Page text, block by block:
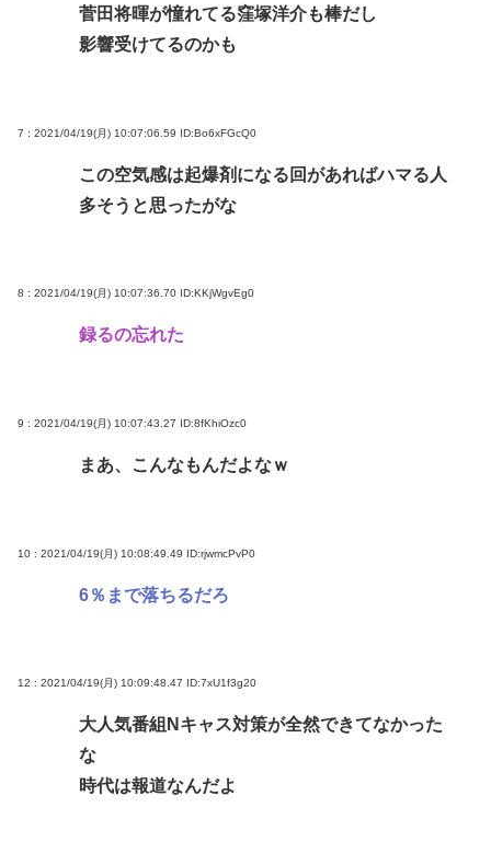
菅田将暉が憧れてる窪塚洋介も棒だし
影響受けてるのかも
7 : 2021/04/19(月) 10:07:06.59 ID:Bo6xFGcQ0
この空気感は起爆剤になる回があればハマる人
多そうと思ったがな
8 : 2021/04/19(月) 10:07:36.70 ID:KKjWgvEg0
録るの忘れた
9 : 2021/04/19(月) 10:07:43.27 ID:8fKhiOzc0
まあ、こんなもんだよなｗ
10 : 2021/04/19(月) 10:08:49.49 ID:rjwmcPvP0
6％まで落ちるだろ
12 : 2021/04/19(月) 10:09:48.47 ID:7xU1f3g20
大人気番組Nキャス対策が全然できてなかった
な
時代は報道なんだよ